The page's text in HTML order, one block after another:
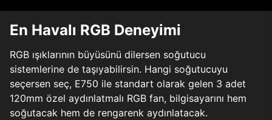
En Havalı RGB Deneyimi
RGB ışıklarının büyüsünü dilersen soğutucu
sistemlerine de taşıyabilirsin. Hangi soğutucuyu
seçersen seç, E750 ile standart olarak gelen 3 adet
120mm özel aydınlatmalı RGB fan, bilgisayarını hem
soğutacak hem de rengarenk aydınlatacak.